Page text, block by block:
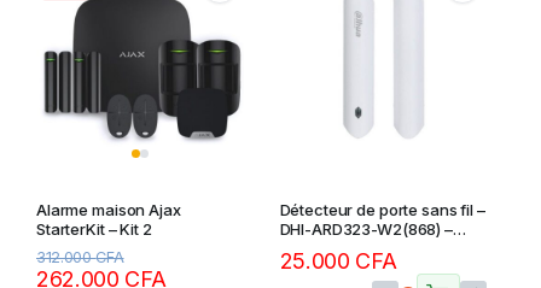
Alarme maison Ajax
StarterKit – Kit 2
312.000CFA
262.000 CFA
Détecteur de porte sans fil –
DHI-ARD323-W2(868) –
25.000 CFA